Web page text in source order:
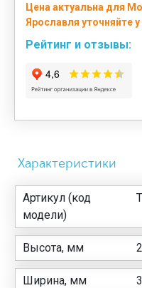
Цена актуальна для
Ярославля уточняйте
Рейтинг и отзывы:
Характеристики
Артикул (код
модели)
Высота, мм
Ширина, мм